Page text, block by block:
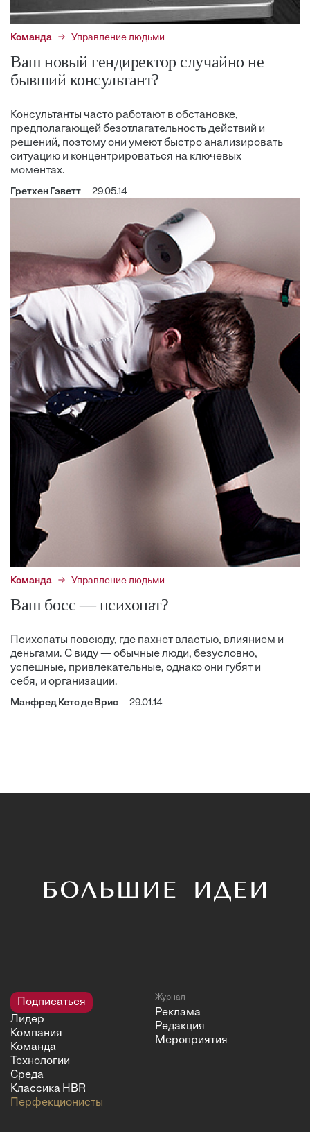
Команда Управление людьми
Ваш новый гендиректор случайно не
бывший консультант?
Консультанты часто работают в обстановке,
предполагающей безотлагательность действий и
решений, поэтому они умеют быстро анализировать
ситуацию и концентрироваться на ключевых
моментах.
Гретхен Гэветт 29.05.14
Команда Управление людьми
Ваш босс — психопат?
Психопаты повсюду, где пахнет властью, влиянием и
деньгами. С виду — обычные люди, безусловно,
успешные, привлекательные, однако они губят и
себя, и организации.
Манфред Кетс де Врис 29.01.14
Подписаться
Лидер
Компания
Команда
Технологии
Среда
Классика HBR
Перфекционисты
Журнал
Реклама
Редакция
Мероприятия